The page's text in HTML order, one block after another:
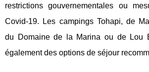
restrictions gouvernementales ou
Covid-19. Les campings Tohapi, de
du Domaine de la Marina ou de Lou
également des options de séjour